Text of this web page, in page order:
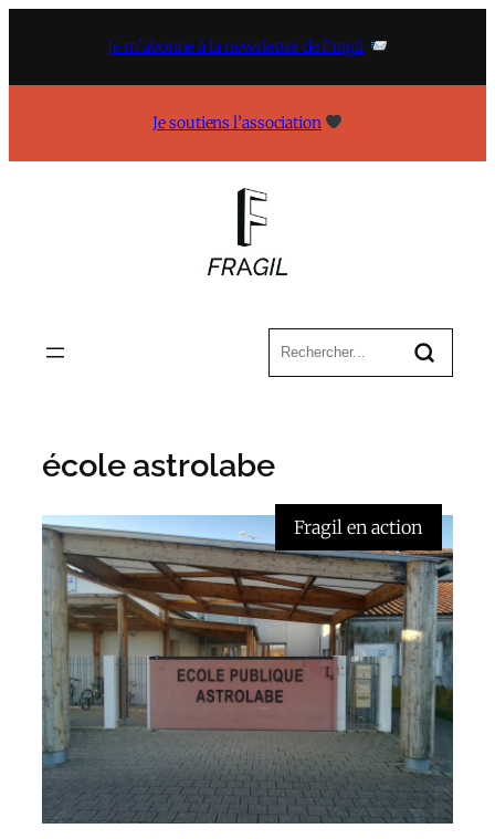
Je m’abonne à la newsletter de Fragil
Je soutiens l’association
école astrolabe
Fragil en action